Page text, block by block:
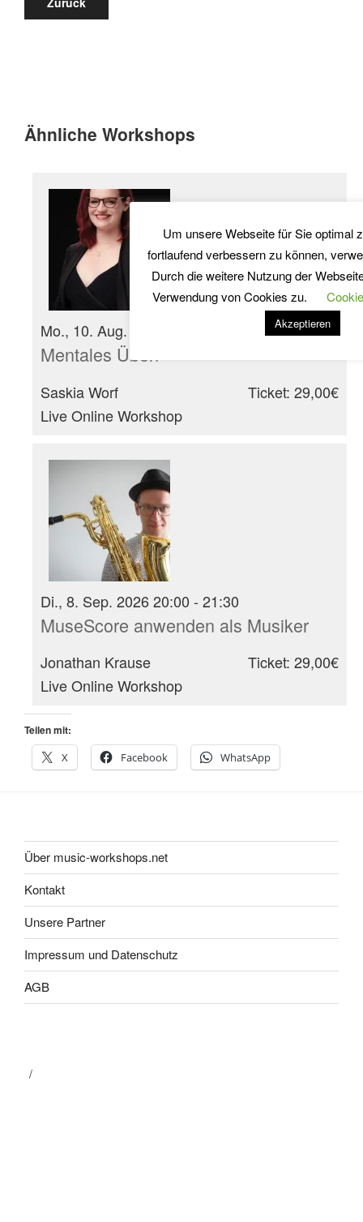
Ähnliche Workshops
Mo., 10. Aug. 2026 20:00 - 21:30
Mentales Üben
Saskia Worf
Live Online Workshop
Ticket: 29,00€
Di., 8. Sep. 2026 20:00 - 21:30
MuseScore anwenden als Musiker
Jonathan Krause
Live Online Workshop
Ticket: 29,00€
Teilen mit:
X
Facebook WhatsApp
Über music-workshops.net
Kontakt
Unsere Partner
Impressum und Datenschutz
AGB
Um unsere Webseite für Sie optimal
fortlaufend verbessern zu können,
Durch die weitere Nutzung der
Verwendung von Cookies zu.
Akzeptieren